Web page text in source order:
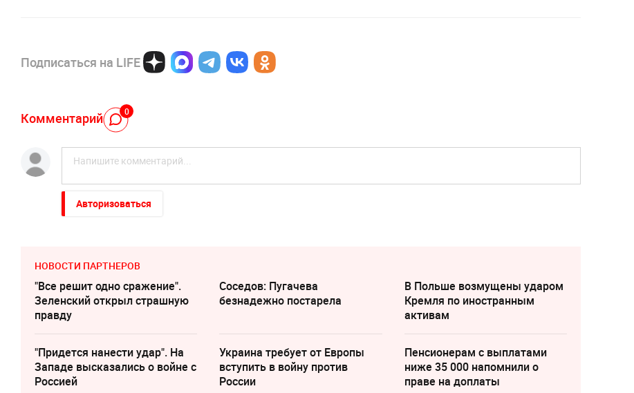
Подписаться на LIFE
Комментарий 0
Авторизоваться
НОВОСТИ ПАРТНЕРОВ
"Все решит одно сражение".
Зеленский открыл страшную
правду
Соседов: Пугачева
безнадежно постарела
В Польше возмущены ударом
Кремля по иностранным
активам
"Придется нанести удар". На
Западе высказались о войне с
Россией
Украина требует от Европы
вступить в войну против
России
Пенсионерам с выплатами
ниже 35 000 напомнили о
праве на доплаты